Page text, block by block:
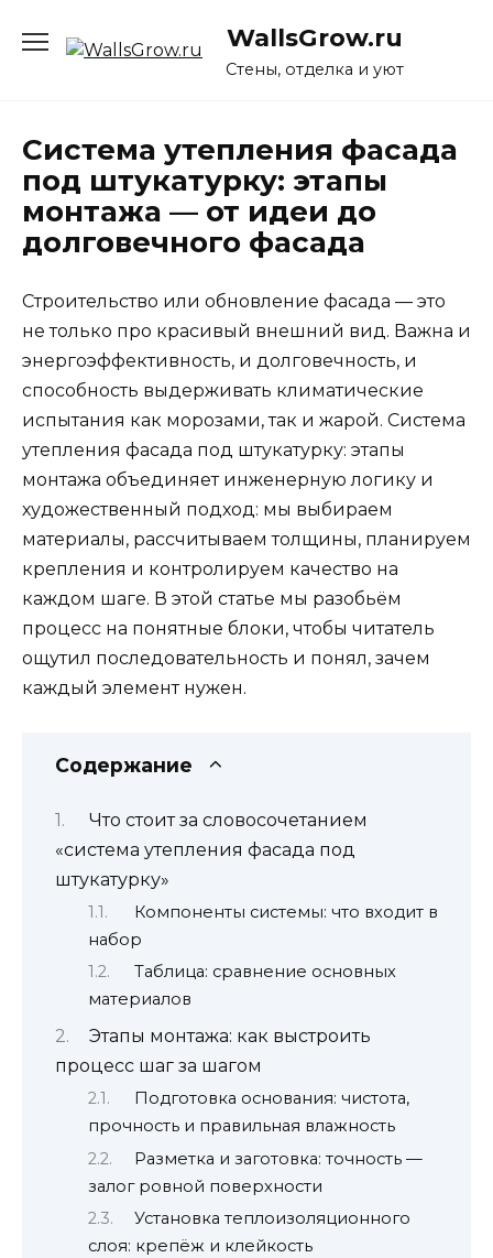
содержанию
WallsGrow.ru
Стены, отделка и уют
Система утепления фасада
под штукатурку: этапы
монтажа — от идеи до
долговечного фасада
Строительство или обновление фасада — это
не только про красивый внешний вид. Важна и
энергоэффективность, и долговечность, и
способность выдерживать климатические
испытания как морозами, так и жарой. Система
утепления фасада под штукатурку: этапы
монтажа объединяет инженерную логику и
художественный подход: мы выбираем
материалы, рассчитываем толщины, планируем
крепления и контролируем качество на
каждом шаге. В этой статье мы разобьём
процесс на понятные блоки, чтобы читатель
ощутил последовательность и понял, зачем
каждый элемент нужен.
Содержание
Что стоит за словосочетанием
«система утепления фасада под
штукатурку»
Компоненты системы: что входит в
набор
Таблица: сравнение основных
материалов
Этапы монтажа: как выстроить
процесс шаг за шагом
Подготовка основания: чистота,
прочность и правильная влажность
Разметка и заготовка: точность —
залог ровной поверхности
Установка теплоизоляционного
слоя: крепёж и клейкость